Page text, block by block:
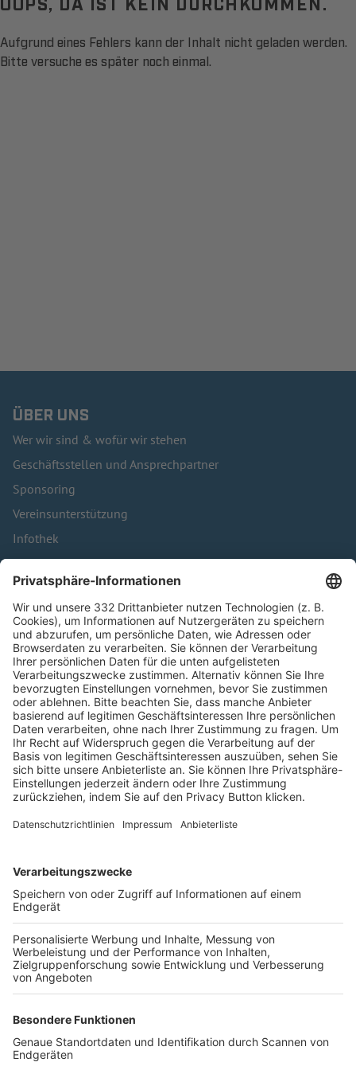
Aufgrund eines Fehlers kann der Inhalt nicht geladen werden.
Bitte versuche es später noch einmal.
ÜBER UNS
Wer wir sind & wofür wir stehen
Geschäftsstellen und Ansprechpartner
Sponsoring
Vereinsunterstützung
Infothek
Kontakt
HÄUFIG BESUCHTE SEITEN
Pässe und Vereinswechsel
Trainerausbildung
Schulungsangebot Vereinsmitarbeiter
BFV-Geschäftsstellen
Trainerbörse
Login SpielPlus
FOLGE DEM BFV
TOP-VEREINE
TOP-PARTNER